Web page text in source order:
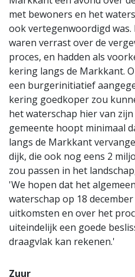
met bewoners en het
ook vertegenwoordigd was.
waren verrast over de
proces, en hadden als
kering langs de Markkant.
een burgerinitiatief
kering goedkoper zou
het waterschap hier van
gemeente hoopt minimaal
langs de Markkant
dijk, die ook nog eens 2
zou passen in het
'We hopen dat het
waterschap op 18
uitkomsten en over het
uiteindelijk een goede
draagvlak kan rekenen.'
Zuur